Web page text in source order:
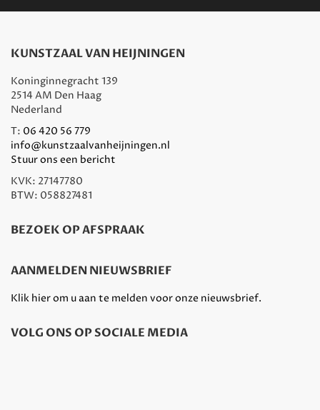
KUNSTZAAL VAN HEIJNINGEN
Koninginnegracht 139
2514 AM Den Haag
Nederland
T: 06 420 56 779
info@kunstzaalvanheijningen.nl
Stuur ons een bericht
KVK: 27147780
BTW: 058827481
BEZOEK OP AFSPRAAK
AANMELDEN NIEUWSBRIEF
Klik hier om u aan te melden voor onze nieuwsbrief.
VOLG ONS OP SOCIALE MEDIA